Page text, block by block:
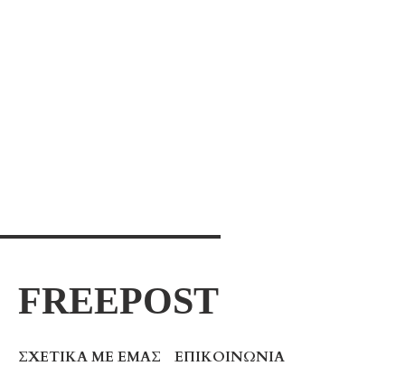
FREEPOST
ΣΧΕΤΙΚΆ ΜΕ ΕΜΆΣ
ΕΠΙΚΟΙΝΩΝΊΑ